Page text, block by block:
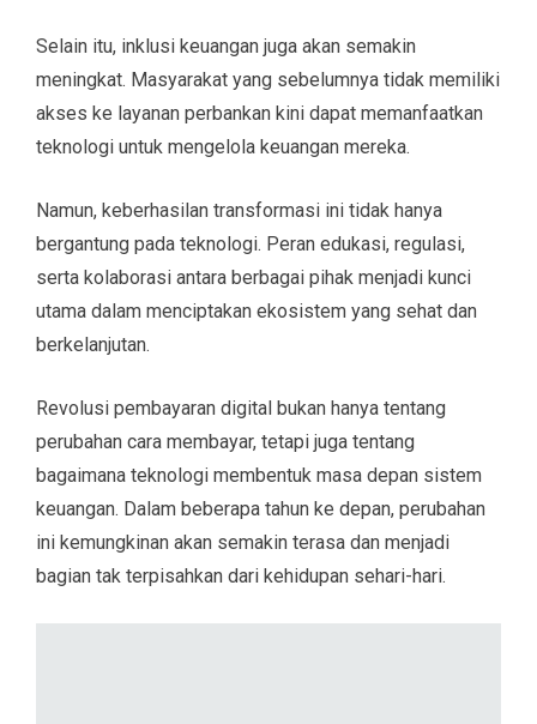
Selain itu, inklusi keuangan juga akan semakin
meningkat. Masyarakat yang sebelumnya tidak memiliki
akses ke layanan perbankan kini dapat memanfaatkan
teknologi untuk mengelola keuangan mereka.
Namun, keberhasilan transformasi ini tidak hanya
bergantung pada teknologi. Peran edukasi, regulasi,
serta kolaborasi antara berbagai pihak menjadi kunci
utama dalam menciptakan ekosistem yang sehat dan
berkelanjutan.
Revolusi pembayaran digital bukan hanya tentang
perubahan cara membayar, tetapi juga tentang
bagaimana teknologi membentuk masa depan sistem
keuangan. Dalam beberapa tahun ke depan, perubahan
ini kemungkinan akan semakin terasa dan menjadi
bagian tak terpisahkan dari kehidupan sehari-hari.